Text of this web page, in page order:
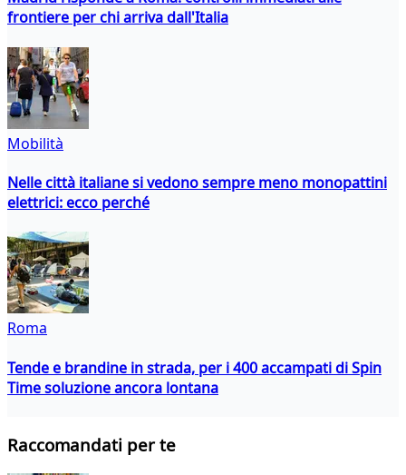
frontiere per chi arriva dall'Italia
Mobilità
Nelle città italiane si vedono sempre meno monopattini
elettrici: ecco perché
Roma
Tende e brandine in strada, per i 400 accampati di Spin
Time soluzione ancora lontana
Raccomandati per te